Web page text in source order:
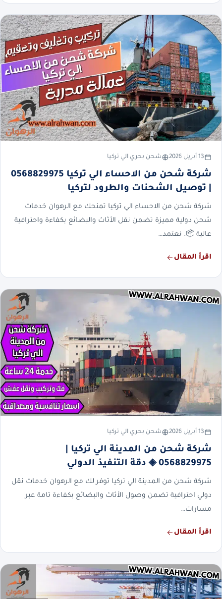
13 أبريل 2026 شحن بحري الي تركيا
شركة شحن من الاحساء الي تركيا 0568829975
| توصيل الشحنات والطرود لتركيا
شركة شحن من الاحساء الي تركيا تمنحك مع الرهوان خدمات
شحن دولية مميزة تضمن نقل الأثاث والبضائع بكفاءة واحترافية
عالية 📦. نعتمد…
اقرأ المقال
13 أبريل 2026 شحن بحري الي تركيا
شركة شحن من المدينة الي تركيا |
0568829975 ◈ دقة التنفيذ الدولي
شركة شحن من المدينة الي تركيا توفر لك مع الرهوان خدمات نقل
دولي احترافية تضمن وصول الأثاث والبضائع بكفاءة تامة عبر
مسارات…
اقرأ المقال